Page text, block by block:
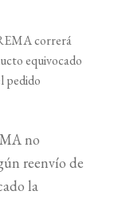
correrá
equivocado
pedido
no
reenvío de
la